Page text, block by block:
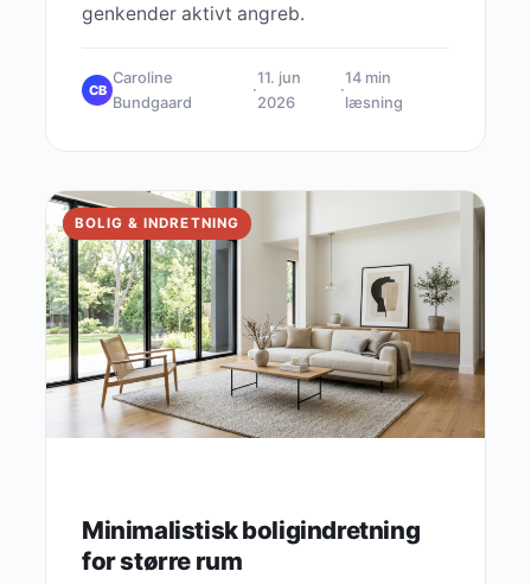
genkender aktivt angreb.
CB
Caroline
Bundgaard
·
11. jun
2026
·
14 min
læsning
BOLIG & INDRETNING
Minimalistisk boligindretning
for større rum